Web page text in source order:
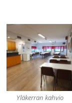
Yläkerran kahvio